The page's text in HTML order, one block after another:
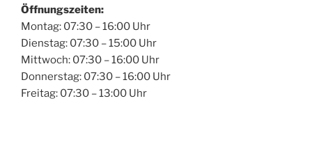
Öffnungszeiten:
Montag: 07:30 – 16:00 Uhr
Dienstag: 07:30 – 15:00 Uhr
Mittwoch: 07:30 – 16:00 Uhr
Donnerstag: 07:30 – 16:00 Uhr
Freitag: 07:30 – 13:00 Uhr